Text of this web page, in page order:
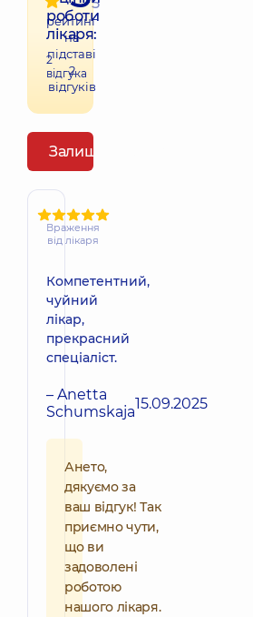
роботи
лікаря:
2
відгука
рейтинг
на
підставі
2
відгуків
Залишити відгук
Враження
від лікаря
Компетентний,
чуйний
лікар,
прекрасний
спеціаліст.
– Anetta
Schumskaja15.09.2025
Ането,
дякуємо за
ваш відгук! Так
приємно чути,
що ви
задоволені
роботою
нашого лікаря.